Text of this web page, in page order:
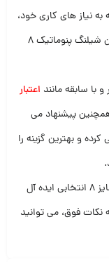
نیاز های کاری خود،
می‌ توانید از عملکرد مطلوب و طول عمر بیشتر این شیلنگ پنوماتیک 8
با سابقه مانند اعتبار
پیشنهاد می‌
و بهترین گزینه را
با توجه به مطالب گفته‌ شده، شیلنگ پنوماتیک سایز 8 انتخابی ایده‌ آل
فوق، می‌ توانید